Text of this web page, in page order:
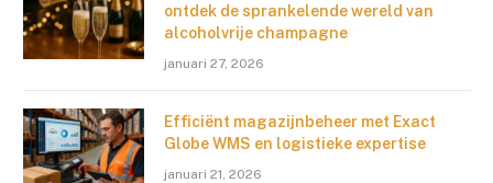
ontdek de sprankelende wereld van
alcoholvrije champagne
januari 27, 2026
Efficiënt magazijnbeheer met Exact
Globe WMS en logistieke expertise
januari 21, 2026